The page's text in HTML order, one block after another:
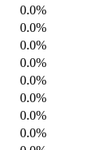
0.0%
0.0%
0.0%
0.0%
0.0%
0.0%
0.0%
0.0%